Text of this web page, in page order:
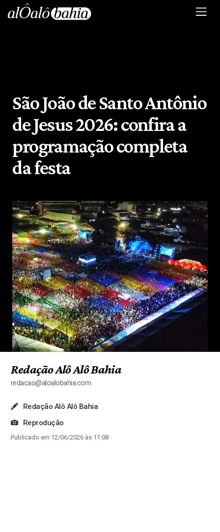
São João de Santo Antônio
de Jesus 2026: confira a
programação completa
da festa
Redação Alô Alô Bahia
redacao@aloalobahia.com
Redação Alô Alô Bahia
Reprodução
Publicado em 12/06/2026 às 11:08